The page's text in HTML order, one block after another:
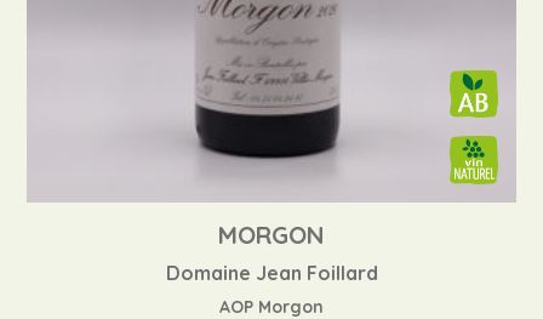
MORGON
Domaine Jean Foillard
AOP Morgon